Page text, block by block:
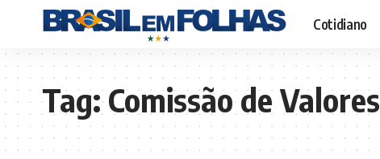
Cotidiano
Tag:Comissão de